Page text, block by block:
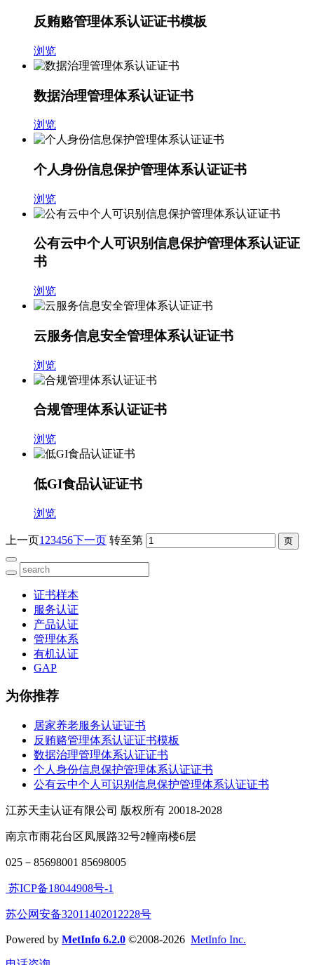
反贿赂管理体系认证证书模板
浏览
数据治理管理体系认证证书
浏览
个人身份信息保护管理体系认证证书
浏览
公有云中个人可识别信息保护管理体系认证证
书
浏览
云服务信息安全管理体系认证证书
浏览
合规管理体系认证证书
浏览
低GI食品认证证书
浏览
上一页1 23456下一页 转至第
证书样本
服务认证
产品认证
管理体系
有机认证
GAP
为你推荐
居家养老服务认证证书
反贿赂管理体系认证证书模板
数据治理管理体系认证证书
个人身份信息保护管理体系认证证书
公有云中个人可识别信息保护管理体系认证证书
江苏天圭认证有限公司 版权所有 20018-2028
南京市雨花台区凤展路32号2幢南楼6层
025－85698001 85698005
苏ICP备18044908号-1
苏公网安备32011402012228号
Powered by MetInfo 6.2.0 ©2008-2026 MetInfo Inc.